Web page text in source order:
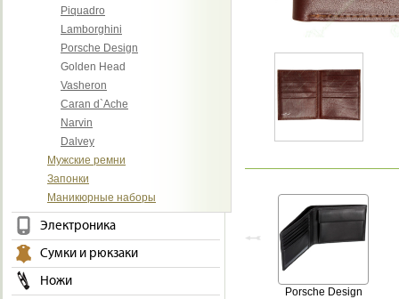
Piquadro
Lamborghini
Porsche Design
Golden Head
Vasheron
Caran d`Ache
Narvin
Dalvey
Мужские ремни
Запонки
Маникюрные наборы
Электроника
Сумки и рюкзаки
Ножи
Porsche Design